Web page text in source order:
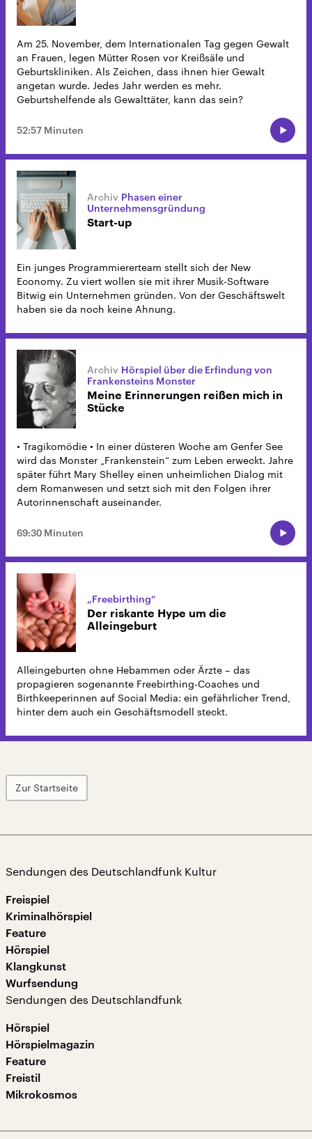
Am 25. November, dem Internationalen Tag gegen Gewalt
an Frauen, legen Mütter Rosen vor Kreißsäle und
Geburtskliniken. Als Zeichen, dass ihnen hier Gewalt
angetan wurde. Jedes Jahr werden es mehr.
Geburtshelfende als Gewalttäter, kann das sein?
52:57 Minuten
Phasen einer
Unternehmensgründung
Start-up
Ein junges Programmiererteam stellt sich der New
Economy. Zu viert wollen sie mit ihrer Musik-Software
Bitwig ein Unternehmen gründen. Von der Geschäftswelt
haben sie da noch keine Ahnung.
Hörspiel über die Erfindung von
Frankensteins Monster
Meine Erinnerungen reißen mich in
Stücke
• Tragikomödie • In einer düsteren Woche am Genfer See
wird das Monster „Frankenstein“ zum Leben erweckt. Jahre
später führt Mary Shelley einen unheimlichen Dialog mit
dem Romanwesen und setzt sich mit den Folgen ihrer
Autorinnenschaft auseinander.
69:30 Minuten
„Freebirthing“
Der riskante Hype um die
Alleingeburt
Alleingeburten ohne Hebammen oder Ärzte – das
propagieren sogenannte Freebirthing-Coaches und
Birthkeeperinnen auf Social Media: ein gefährlicher Trend,
hinter dem auch ein Geschäftsmodell steckt.
Zur Startseite
Sendungen des Deutschlandfunk Kultur
Freispiel
Kriminalhörspiel
Feature
Hörspiel
Klangkunst
Wurfsendung
Sendungen des Deutschlandfunk
Hörspiel
Hörspielmagazin
Feature
Freistil
Mikrokosmos